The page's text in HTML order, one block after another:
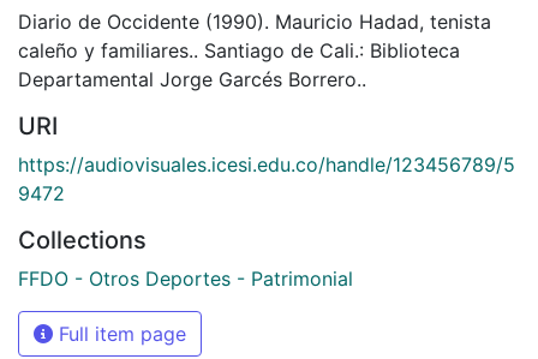
Diario de Occidente (1990). Mauricio Hadad, tenista
caleño y familiares.. Santiago de Cali.: Biblioteca
Departamental Jorge Garcés Borrero..
URI
https://audiovisuales.icesi.edu.co/handle/123456789/5
9472
Collections
FFDO - Otros Deportes - Patrimonial
Full item page